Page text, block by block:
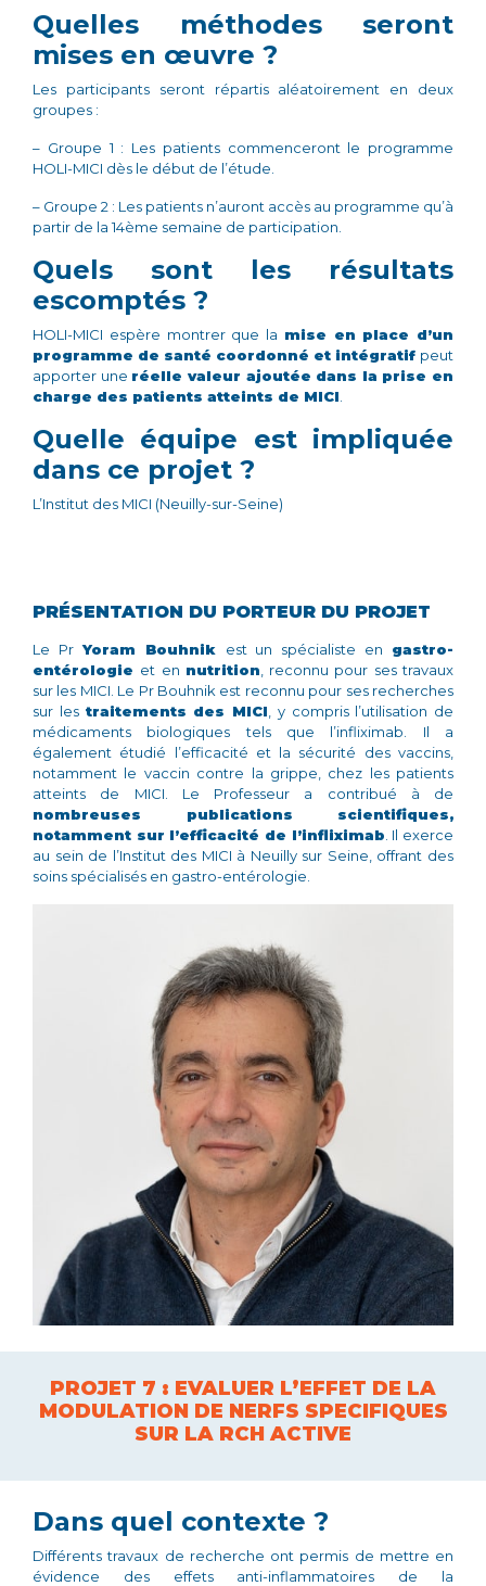
Quelles méthodes seront
mises en œuvre ?
Les participants seront répartis aléatoirement en deux
groupes :
– Groupe 1 : Les patients commenceront le programme
HOLI-MICI dès le début de l’étude.
– Groupe 2 : Les patients n’auront accès au programme qu’à
partir de la 14ème semaine de participation.
Quels sont les résultats
escomptés ?
HOLI-MICI espère montrer que la mise en place d’un
programme de santé coordonné et intégratif peut
apporter une réelle valeur ajoutée dans la prise en
charge des patients atteints de MICI
Quelle équipe est impliquée
dans ce projet ?
L’Institut des MICI (Neuilly-sur-Seine)
PRÉSENTATION DU PORTEUR DU PROJET
Le PrYoram Bouhnik est un spécialiste en gastro-
entérologie et en nutrition , reconnu pour ses travaux
sur les MICI. Le Pr Bouhnik est reconnu pour ses recherches
sur les traitements des MICI , y compris l’utilisation de
médicaments biologiques tels que l’infliximab. Il a
également étudié l’efficacité et la sécurité des vaccins,
notamment le vaccin contre la grippe, chez les patients
atteints de MICI. Le Professeur a contribué à de
nombreuses publications scientifiques,
notamment sur l’efficacité de l’infliximab . Il exerce
au sein de l’Institut des MICI à Neuilly sur Seine, offrant des
soins spécialisés en gastro-entérologie.
PROJET 7 : EVALUER L’EFFET DE LA
MODULATION DE NERFS SPECIFIQUES
SUR LA RCH ACTIVE
Dans quel contexte ?
Différents travaux de recherche ont permis de mettre en
évidence des effets anti-inflammatoires de la